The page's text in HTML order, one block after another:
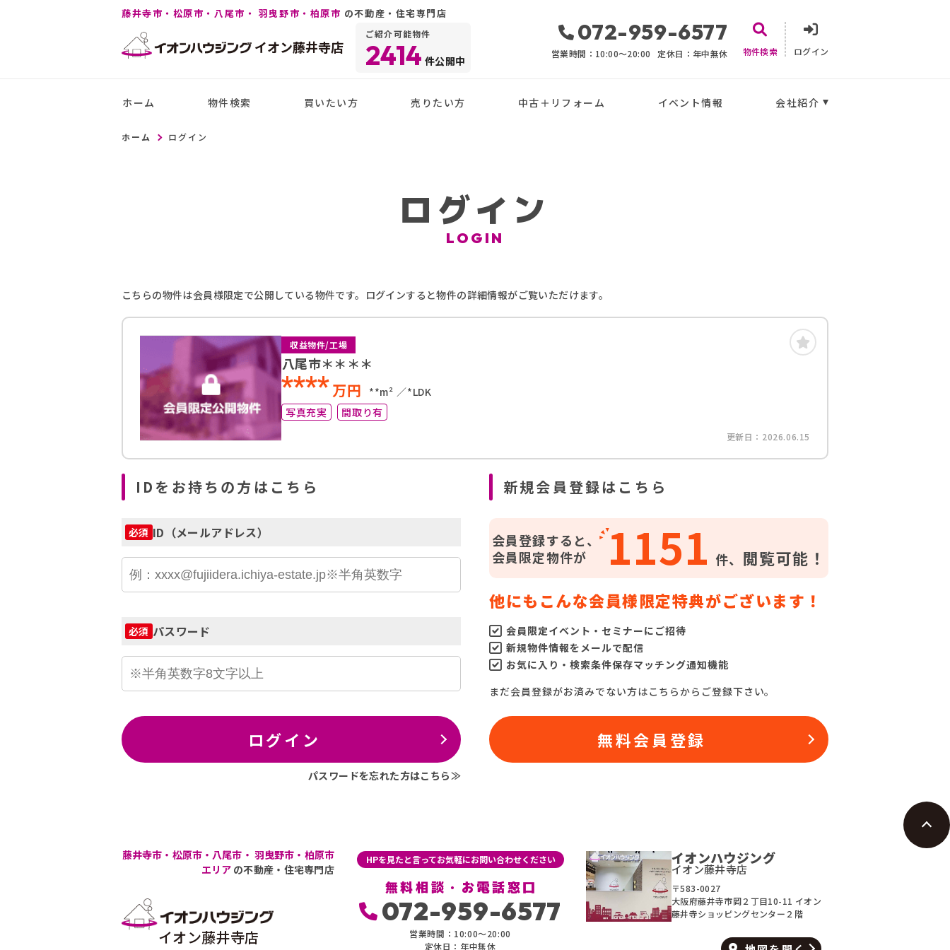
藤井寺市・松原市・八尾市・ 羽曳野市・柏原市 の不動産・住宅専門店
イオン藤井寺店
ご紹介可能物件
2414 件公開中
072-959-6577
営業時間：10:00〜20:00 定休日：年中無休 物件検索 ログイン
ホーム 物件検索 買いたい方 売りたい方 中古＋リフォーム イベント情報 会社紹介
ホーム ログイン
ログイン
LOGIN
こちらの物件は会員様限定で公開している物件です。ログインすると物件の詳細情報がご覧いただけます。
収益物件/工場
八尾市＊＊＊＊
****万円 **m²
*LDK
写真充実
間取り有
更新日：2026.06.15
IDをお持ちの方はこちら
必須 ID（メールアドレス）
必須 パスワード
ログイン
パスワードを忘れた方はこちら≫
新規会員登録はこちら
会員登録すると、
会員限定物件が
1151 件、 閲覧可能！
他にもこんな会員様限定特典がございます！
会員限定イベント・セミナーにご招待
新規物件情報をメールで配信
お気に入り・検索条件保存マッチング通知機能
まだ会員登録がお済みでない方はこちらからご登録下さい。
無料会員登録
藤井寺市・松原市・八尾市・ 羽曳野市・柏原市
エリア の不動産・住宅専門店
イオン藤井寺店
HPを見たと言ってお気軽にお問い合わせください
無料相談・お電話窓口
072-959-6577
営業時間：10:00〜20:00
定休日：年中無休
イオンハウジング
イオン藤井寺店
〒583-0027
大阪府藤井寺市岡２丁目10-11 イオン
藤井寺ショッピングセンター２階